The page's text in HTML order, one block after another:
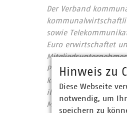
Der Verband
sowie
Euro erwirtschaftet
Prozent, Gas 60
kommunale
ihrer CO2-
Hinweis zu
Diese Webseite
notwendig, um
speichern zu